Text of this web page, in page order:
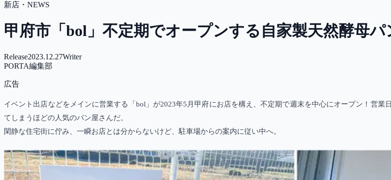
新店・NEWS
甲府市「bol」不定期でオープンする自家製天然酵母パ
Release2023.12.27Writer
PORTA編集部
広告
イベント出店などをメインに営業する「bol」が2023年5月甲府にお店を構え、不定期で週末を中心にオープン！営
てしまうほどの人気のパン屋さんだ。
閑静な住宅街に佇み、一瞬お店とは分からないけど、駐車場からの案内に従い中へ。